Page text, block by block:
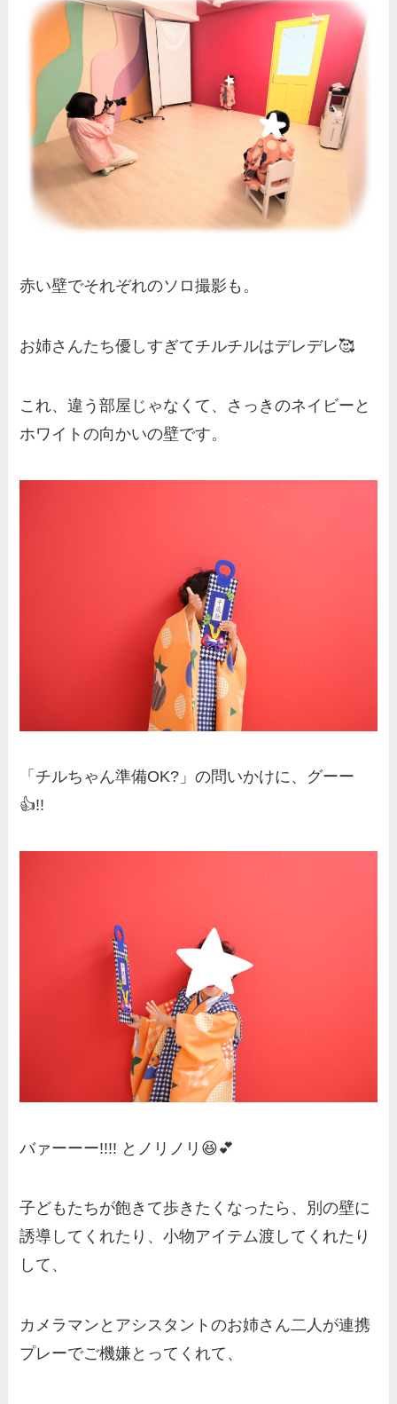
赤い壁でそれぞれのソロ撮影も。
お姉さんたち優しすぎてチルチルはデレデレ🥰
これ、違う部屋じゃなくて、さっきのネイビーと
ホワイトの向かいの壁です。
「チルちゃん準備OK?」の問いかけに、グーー
👍!!
バァーーー!!!! とノリノリ😆💕
子どもたちが飽きて歩きたくなったら、別の壁に
誘導してくれたり、小物アイテム渡してくれたり
して、
カメラマンとアシスタントのお姉さん二人が連携
プレーでご機嫌とってくれて、